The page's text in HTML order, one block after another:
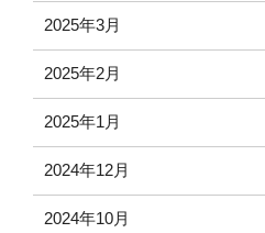
2025年3月
2025年2月
2025年1月
2024年12月
2024年10月